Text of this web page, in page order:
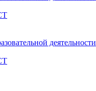
деятельности